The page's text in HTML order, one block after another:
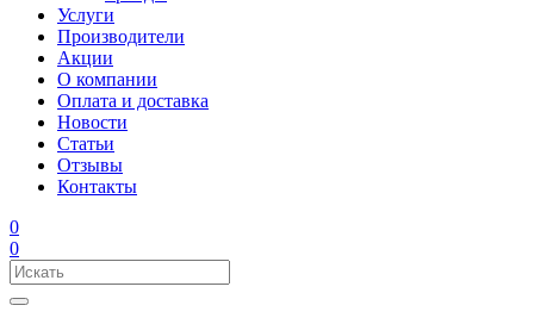
Услуги
Производители
Акции
О компании
Оплата и доставка
Новости
Статьи
Отзывы
Контакты
0
0